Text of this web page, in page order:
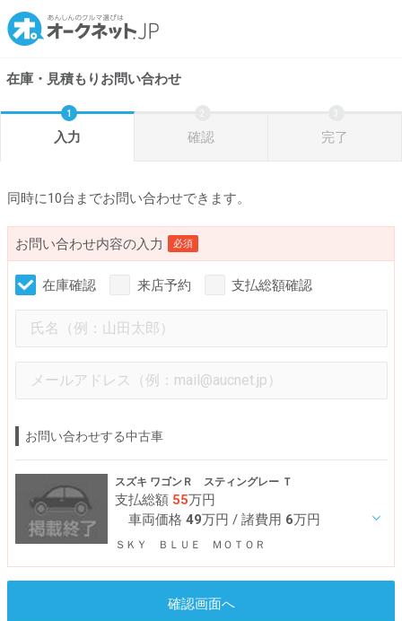
在庫・見積もりお問い合わせ
入力 確認 完了
同時に10台までお問い合わせできます。
お問い合わせ内容の入力 必須
在庫確認 来店予約 支払総額確認
お問い合わせする中古車
スズキ ワゴンＲ スティングレー Ｔ
支払総額 55万円
車両価格49万円 / 諸費用 6万円
ＳＫＹ ＢＬＵＥ ＭＯＴＯＲ
確認画面へ